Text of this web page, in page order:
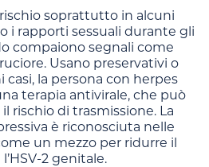
soprattutto in alcuni
i rapporti sessuali durante gli
compaiono segnali come
Usano preservativi o
casi, la persona con herpes
terapia antivirale, che può
rischio di trasmissione. La
è riconosciuta nelle
un mezzo per ridurre il
2 genitale.